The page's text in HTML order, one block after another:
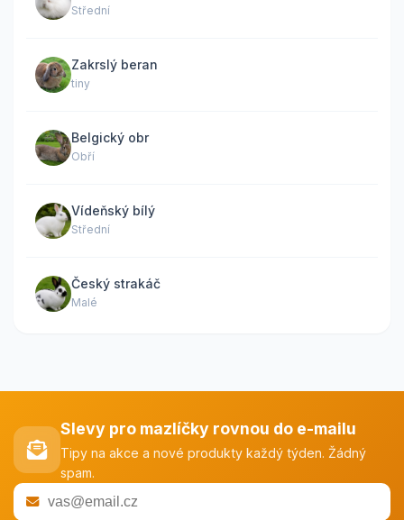
Střední
Zakrslý beran
tiny
Belgický obr
Obří
Vídeňský bílý
Střední
Český strakáč
Malé
Slevy pro mazlíčky rovnou do e-mailu
Tipy na akce a nové produkty každý týden. Žádný
spam.